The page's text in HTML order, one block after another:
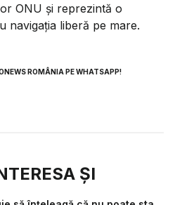
ONU și reprezintă o
navigaţia liberă pe mare.
ROMÂNIA PE WHATSAPP!
ȘI